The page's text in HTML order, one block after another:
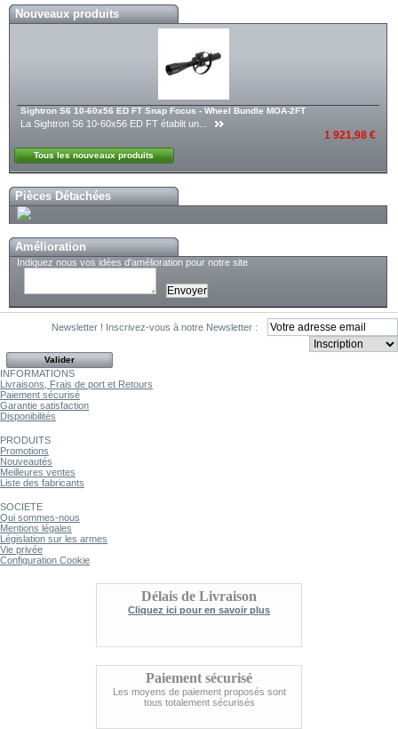
Nouveaux produits
Sightron S6 10-60x56 ED FT Snap Focus - Wheel Bundle MOA-2FT
La Sightron S6 10-60x56 ED FT établit un...
1 921,98 €
Tous les nouveaux produits
Pièces Détachées
Amélioration
Indiquez nous vos idées d'amélioration pour notre site
Newsletter ! Inscrivez-vous à notre Newsletter :
INFORMATIONS
Livraisons, Frais de port et Retours
Paiement sécurisé
Garantie satisfaction
Disponibilités
PRODUITS
Promotions
Nouveautés
Meilleures ventes
Liste des fabricants
SOCIETE
Qui sommes-nous
Mentions légales
Législation sur les armes
Vie privée
Configuration Cookie
Délais de Livraison
Cliquez ici pour en savoir plus
Paiement sécurisé
Les moyens de paiement proposés sont
tous totalement sécurisés